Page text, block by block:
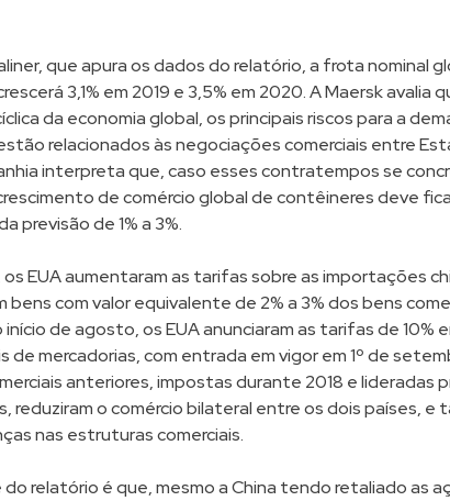
que apura os dados do relatório, a frota nominal
3,1% em 2019 e 3,5% em 2020. A Maersk avalia
da economia global, os principais riscos para a
relacionados às negociações comerciais entre
interpreta que, caso esses contratempos se
de comércio global de contêineres deve
previsão de 1% a 3%.
os EUA aumentaram as tarifas sobre as importações
bens com valor equivalente de 2% a 3% dos bens
de agosto, os EUA anunciaram as tarifas de 10%
de mercadorias, com entrada em vigor em 1º de
anteriores, impostas durante 2018 e lideradas
reduziram o comércio bilateral entre os dois países, e
nas estruturas comerciais.
relatório é que, mesmo a China tendo retaliado as